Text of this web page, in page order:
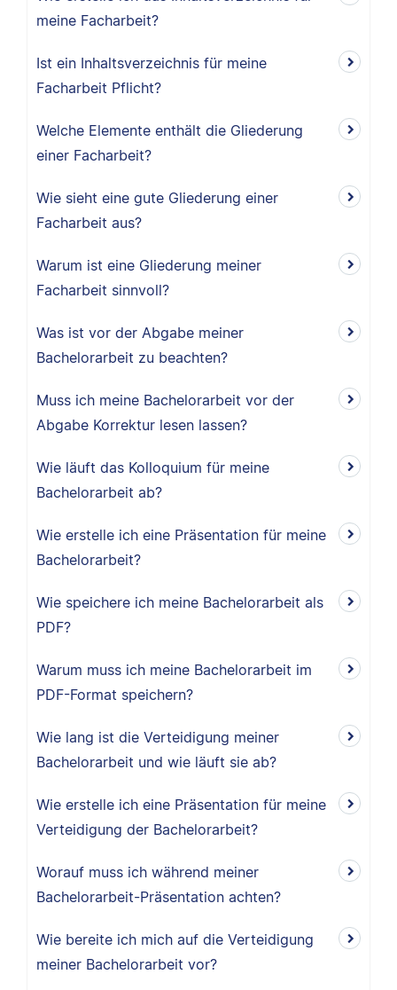
meine Facharbeit?
Ist ein Inhaltsverzeichnis für meine
Facharbeit Pflicht?
Welche Elemente enthält die Gliederung
einer Facharbeit?
Wie sieht eine gute Gliederung einer
Facharbeit aus?
Warum ist eine Gliederung meiner
Facharbeit sinnvoll?
Was ist vor der Abgabe meiner
Bachelorarbeit zu beachten?
Muss ich meine Bachelorarbeit vor der
Abgabe Korrektur lesen lassen?
Wie läuft das Kolloquium für meine
Bachelorarbeit ab?
Wie erstelle ich eine Präsentation für meine
Bachelorarbeit?
Wie speichere ich meine Bachelorarbeit als
PDF?
Warum muss ich meine Bachelorarbeit im
PDF-Format speichern?
Wie lang ist die Verteidigung meiner
Bachelorarbeit und wie läuft sie ab?
Wie erstelle ich eine Präsentation für meine
Verteidigung der Bachelorarbeit?
Worauf muss ich während meiner
Bachelorarbeit-Präsentation achten?
Wie bereite ich mich auf die Verteidigung
meiner Bachelorarbeit vor?